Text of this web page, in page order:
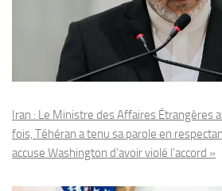
Iran : Le Ministre des Affaires Étrangères
fois, Téhéran a tenu sa parole en
accuse Washington d’avoir violé l’accord »